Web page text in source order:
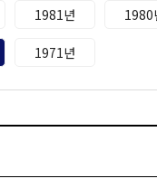
1981년 1980
1971년